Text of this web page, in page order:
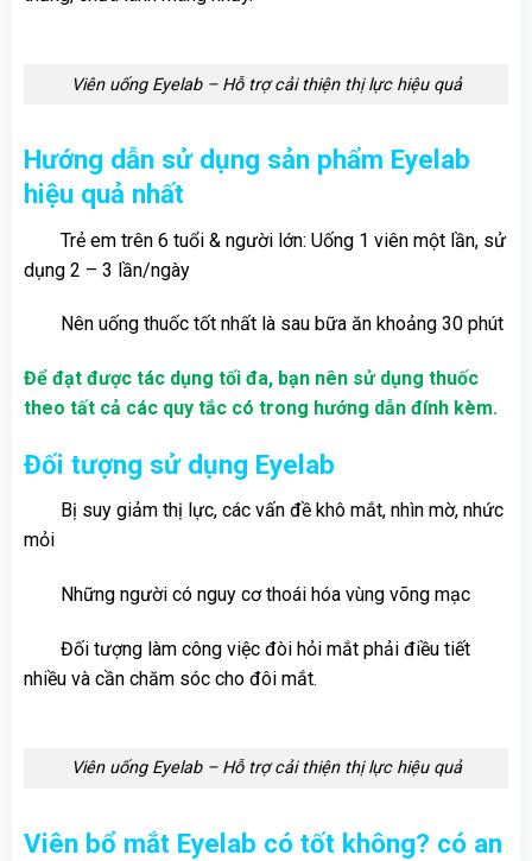
Viên uống Eyelab – Hỗ trợ cải thiện thị lực hiệu quả
Hướng dẫn sử dụng sản phẩm Eyelab
hiệu quả nhất
Trẻ em trên 6 tuổi & người lớn: Uống 1 viên một lần, sử
dụng 2 – 3 lần/ngày
Nên uống thuốc tốt nhất là sau bữa ăn khoảng 30 phút
Để đạt được tác dụng tối đa, bạn nên sử dụng thuốc
theo tất cả các quy tắc có trong hướng dẫn đính kèm.
Đối tượng sử dụng Eyelab
Bị suy giảm thị lực, các vấn đề khô mắt, nhìn mờ, nhức
mỏi
Những người có nguy cơ thoái hóa vùng võng mạc
Đối tượng làm công việc đòi hỏi mắt phải điều tiết
nhiều và cần chăm sóc cho đôi mắt.
Viên uống Eyelab – Hỗ trợ cải thiện thị lực hiệu quả
Viên bổ mắt Eyelab có tốt không? có an